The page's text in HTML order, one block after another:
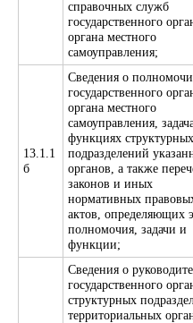
справочных служб
государственного
органа местного
самоуправления;
13.1.1
б
Сведения о
государственного
органа местного
самоуправления,
функциях структурных
подразделений
органов, а также
законов и иных
нормативных
актов, определяющих
полномочия, задачи и
функции;
Сведения о
государственного
структурных
территориальных